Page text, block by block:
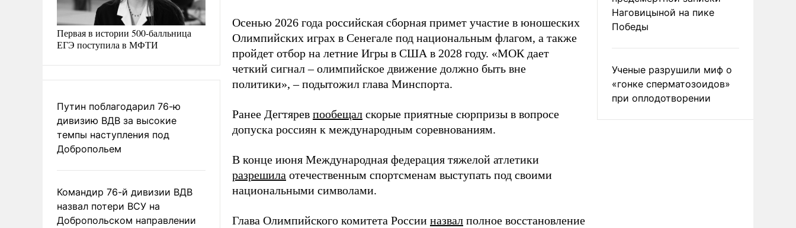
Первая в истории 500-балльница
ЕГЭ поступила в МФТИ
Путин поблагодарил 76-ю
дивизию ВДВ за высокие
темпы наступления под
Добропольем
Командир 76-й дивизии ВДВ
назвал потери ВСУ на
Добропольском направлении
Осенью 2026 года российская сборная примет участие в юношеских
Олимпийских играх в Сенегале под национальным флагом, а также
пройдет отбор на летние Игры в США в 2028 году. «МОК дает
четкий сигнал – олимпийское движение должно быть вне
политики», – подытожил глава Минспорта.
Ранее Дегтярев пообещал скорые приятные сюрпризы в вопросе
допуска россиян к международным соревнованиям.
В конце июня Международная федерация тяжелой атлетики
разрешила отечественным спортсменам выступать под своими
национальными символами.
Глава Олимпийского комитета России назвал полное восстановление
Наговицыной на пике
Победы
Ученые разрушили миф о
«гонке сперматозоидов»
при оплодотворении